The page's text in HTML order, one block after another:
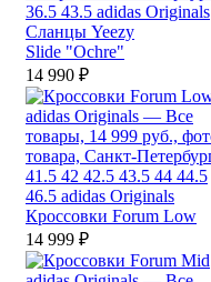
36.5 43.5 adidas Originals
Сланцы Yeezy
Slide "Ochre"
14 990 ₽
41.5 42 42.5 43.5 44 44.5
46.5 adidas Originals
Кроссовки Forum Low
14 999 ₽